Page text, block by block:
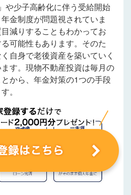
や少子高齢化に伴う受給開始
金制度が問題視されていま
減りすることもわかってお
可能性もあります。そのた
自身で老後資産を築いていく
す。現物不動産投資は毎月の
から、年金対策の1つの手段
。